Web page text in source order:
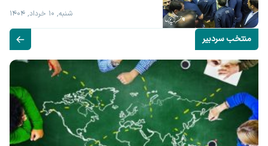
شنبه, ۱۰ خرداد, ۱۴۰۴
منتخب سردبیر